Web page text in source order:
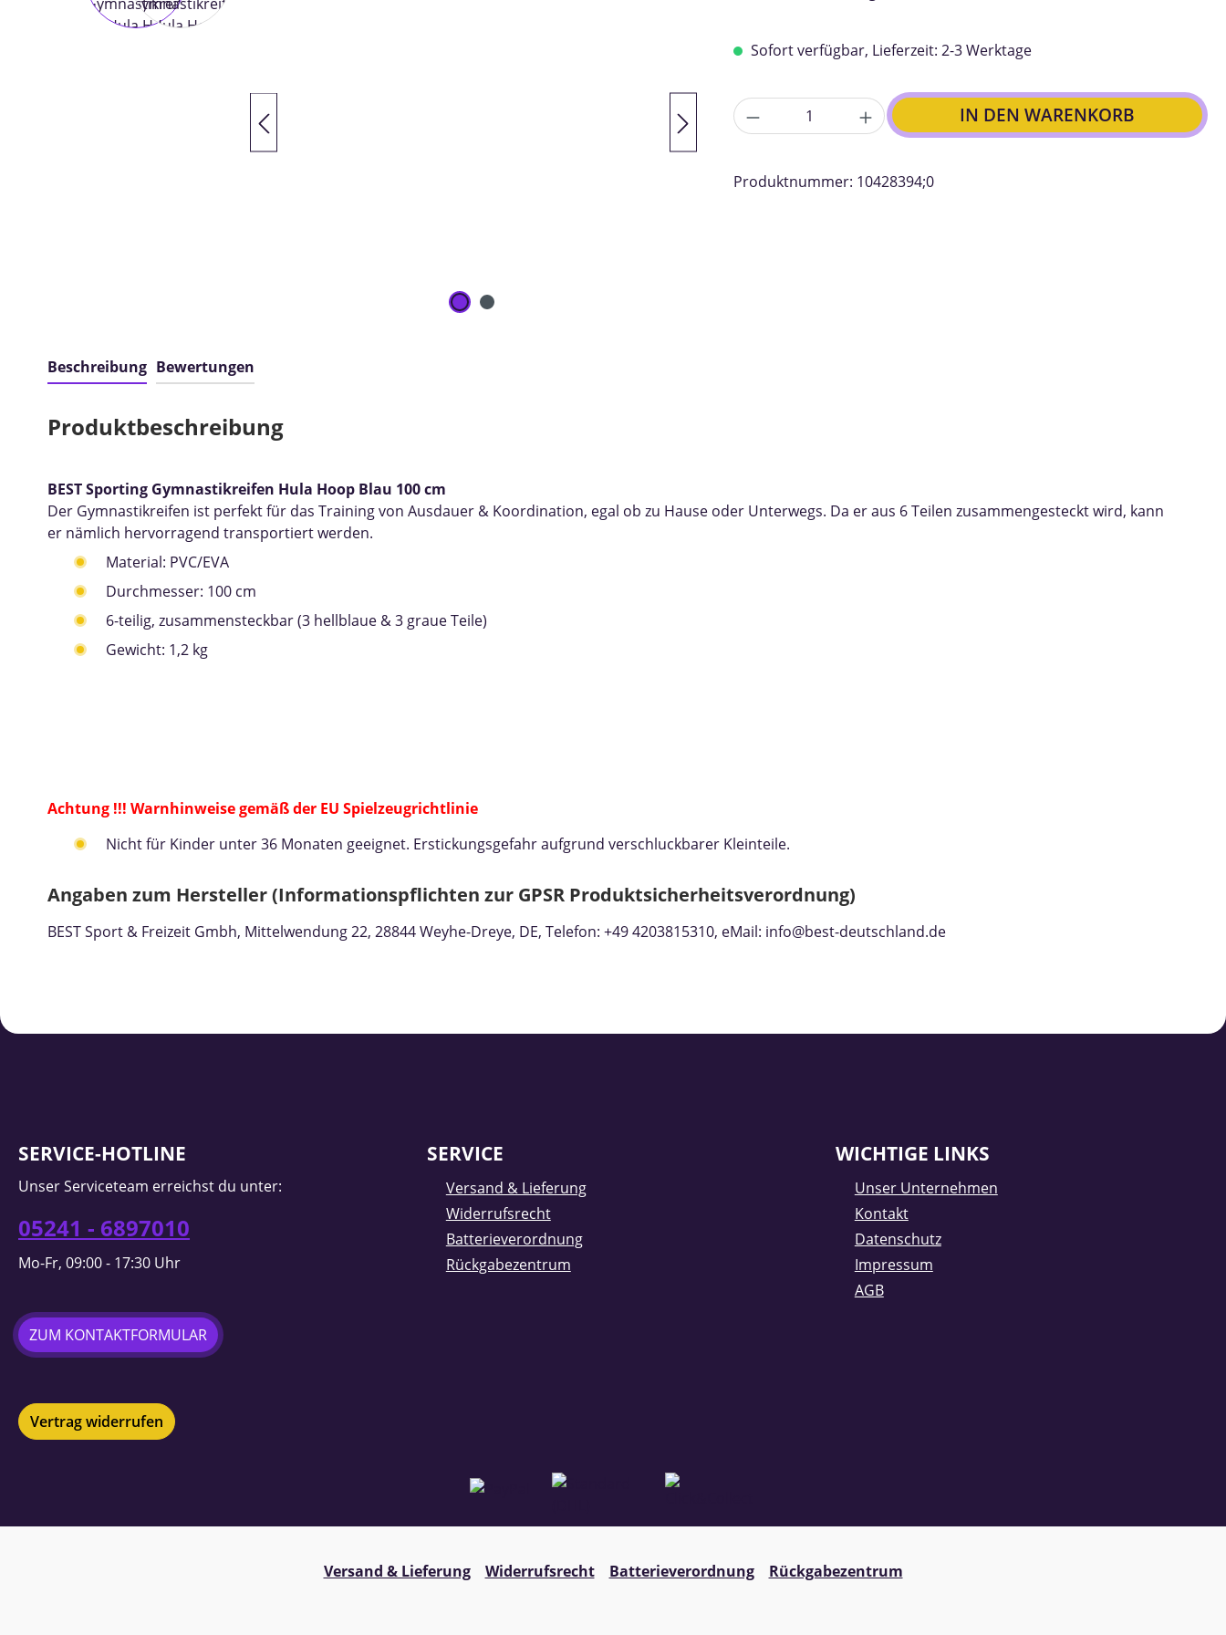
Sofort verfügbar, Lieferzeit: 2-3 Werktage
Anzahl IN DEN WARENKORB
Produktnummer: 10428394;0
Beschreibung Bewertungen
Produktbeschreibung
BEST Sporting Gymnastikreifen Hula Hoop Blau 100 cm
Der Gymnastikreifen ist perfekt für das Training von Ausdauer & Koordination, egal ob zu Hause oder Unterwegs. Da er aus 6 Teilen zusammengesteckt wird, kann
er nämlich hervorragend transportiert werden.
Material: PVC/EVA
Durchmesser: 100 cm
6-teilig, zusammensteckbar (3 hellblaue & 3 graue Teile)
Gewicht: 1,2 kg
Achtung !!! Warnhinweise gemäß der EU Spielzeugrichtlinie
Nicht für Kinder unter 36 Monaten geeignet. Erstickungsgefahr aufgrund verschluckbarer Kleinteile.
Angaben zum Hersteller (Informationspflichten zur GPSR Produktsicherheitsverordnung)
BEST Sport & Freizeit Gmbh, Mittelwendung 22, 28844 Weyhe-Dreye, DE, Telefon: +49 4203815310, eMail: info@best-deutschland.de
SERVICE-HOTLINE
Unser Serviceteam erreichst du unter:
05241 - 6897010
Mo-Fr, 09:00 - 17:30 Uhr
ZUM KONTAKTFORMULAR
Vertrag widerrufen
SERVICE
Versand & Lieferung
Widerrufsrecht
Batterieverordnung
Rückgabezentrum
WICHTIGE LINKS
Unser Unternehmen
Kontakt
Datenschutz
Impressum
AGB
Versand & Lieferung Widerrufsrecht Batterieverordnung Rückgabezentrum